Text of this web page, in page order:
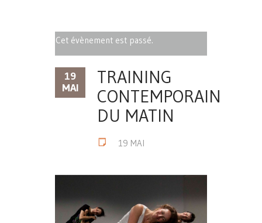
Cet évènement est passé.
19
MAI
TRAINING
CONTEMPORAIN
DU MATIN
19 MAI